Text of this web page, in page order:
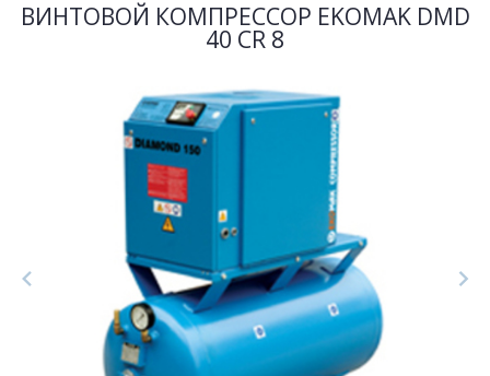
ВИНТОВОЙ КОМПРЕССОР EKOMAK DMD
40 CR 8